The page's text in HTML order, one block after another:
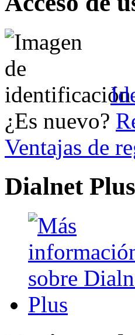
¿Es nuevo?
Ventajas de
Dialnet Plus